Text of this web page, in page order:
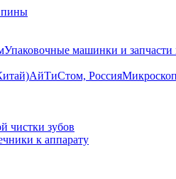
пины
Упаковочные машинки и
АйТиСтом, Россия
чистки зубов
к аппарату